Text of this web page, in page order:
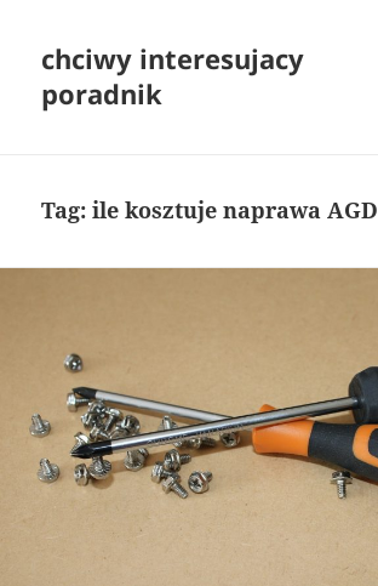
chciwy interesujacy
poradnik
Tag:ile kosztuje naprawa AGD